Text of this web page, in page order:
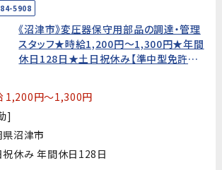
5908
《沼津市》変圧器保守用部品の調達・管理
スタッフ★時給1,200円〜1,300円★年間
休日128日★土日祝休み【準中型免許必
1,200円～1,300円
]
沼津市
祝休み 年間休日128日